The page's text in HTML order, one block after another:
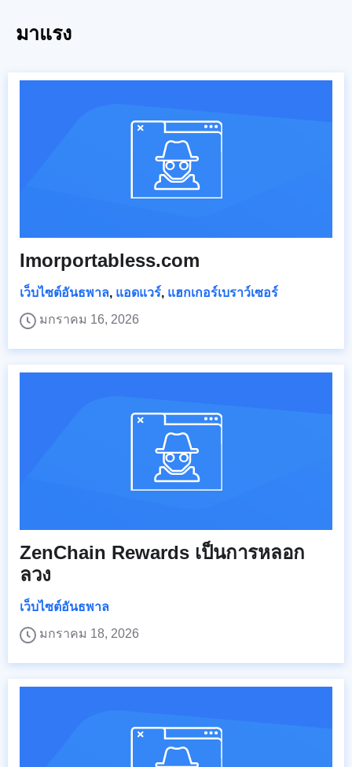
มาแรง
Imorportabless.com
เว็บไซต์อันธพาล, แอดแวร์, แฮกเกอร์เบราว์เซอร์
มกราคม 16, 2026
ZenChain Rewards เป็นการหลอก
ลวง
เว็บไซต์อันธพาล
มกราคม 18, 2026